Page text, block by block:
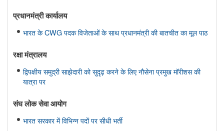
प्रधानमंत्री कार्यालय
भारत के CWG पदक विजेताओं के साथ प्रधानमंत्री की बातचीत का मूल पाठ
रक्षा मंत्रालय
द्विपक्षीय समुद्री साझेदारी को सुदृढ़ करने के लिए नौसेना प्रमुख मॉरीशस की
यात्रा पर
संघ लोक सेवा आयोग
भारत सरकार में विभिन्न पदों पर सीधी भर्ती